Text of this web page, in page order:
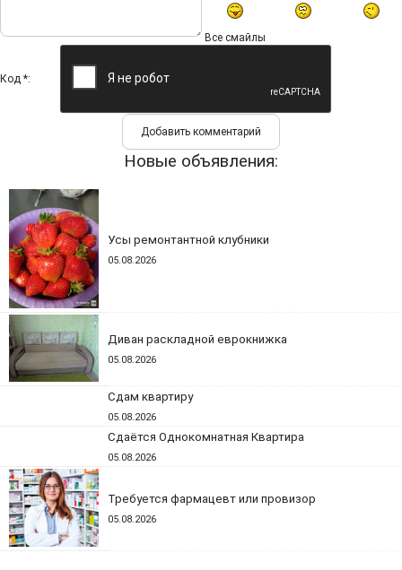
Все смайлы
Код *:
Новые объявления:
Усы ремонтантной клубники
05.08.2026
Диван раскладной еврокнижка
05.08.2026
Сдам квартиру
05.08.2026
Сдаётся Однокомнатная Квартира
05.08.2026
Требуется фармацевт или провизор
05.08.2026